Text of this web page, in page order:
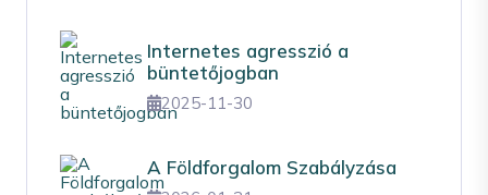
Internetes agresszió a
büntetőjogban
2025-11-30
A Földforgalom Szabályzása